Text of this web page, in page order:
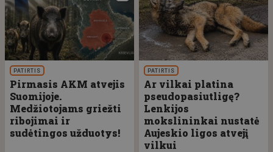
PATIRTIS
Pirmasis AKM atvejis
Suomijoje.
Medžiotojams griežti
ribojimai ir
sudėtingos užduotys!
PATIRTIS
Ar vilkai platina
pseudopasiutligę?
Lenkijos
mokslininkai nustatė
Aujeskio ligos atvejį
vilkui